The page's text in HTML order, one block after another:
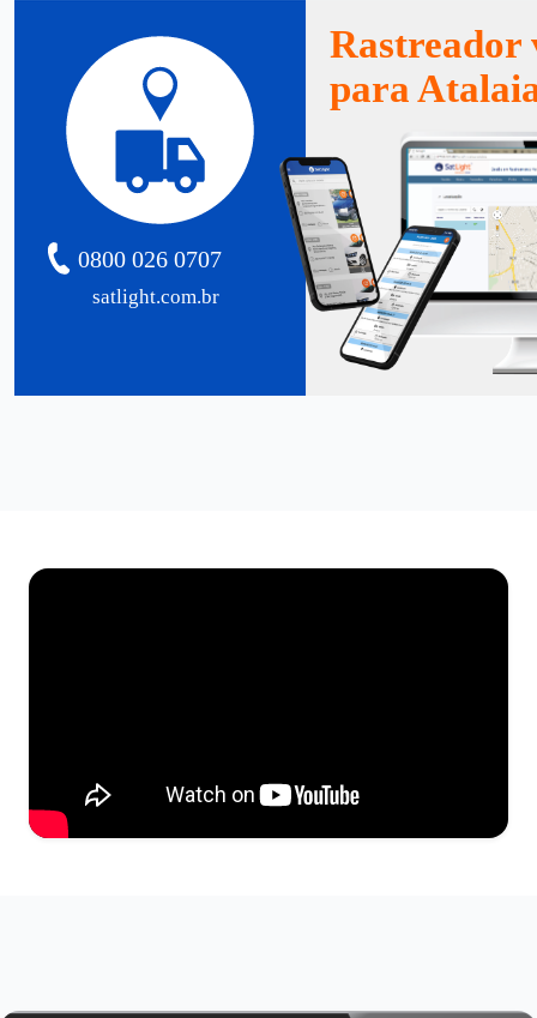
satlight.com.br
0800 026 0707
Rastreador
para